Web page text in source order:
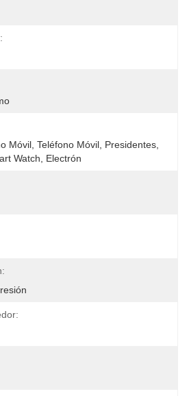
Móvil, Teléfono Móvil, Presidentes,
Watch, Electrón